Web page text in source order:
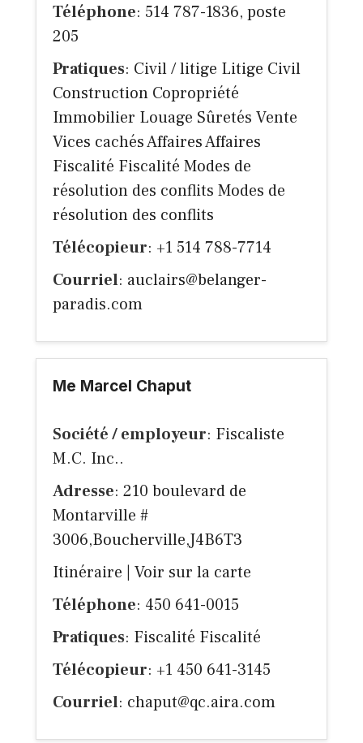
Téléphone: 514 787-1836, poste
205
Pratiques: Civil / litige Litige Civil
Construction Copropriété
Immobilier Louage Sûretés Vente
Vices cachés Affaires Affaires
Fiscalité Fiscalité Modes de
résolution des conflits Modes de
résolution des conflits
Télécopieur: +1 514 788-7714
Courriel: auclairs@belanger-
paradis.com
Me Marcel Chaput
Société / employeur: Fiscaliste
M.C. Inc..
Adresse: 210 boulevard de
Montarville #
3006,Boucherville,J4B6T3
Itinéraire
Voir sur la carte
Téléphone: 450 641-0015
Pratiques: Fiscalité Fiscalité
Télécopieur: +1 450 641-3145
Courriel: chaput@qc.aira.com